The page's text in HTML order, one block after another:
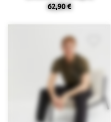
62,90 €